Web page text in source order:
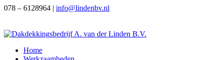
078 – 6128964 | info@lindenbv.nl
Home